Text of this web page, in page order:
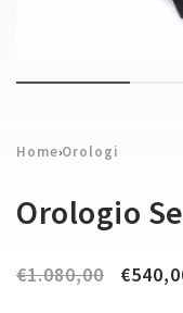
Home›Orologi
Orologio
€1.080,00 €